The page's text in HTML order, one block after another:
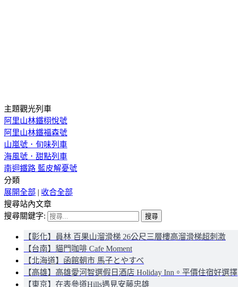
主題觀光列車
阿里山林鐵栩悅號
阿里山林鐵福森號
山嵐號．旬味列車
海風號．甜點列車
南迴鐵路 藍皮解憂號
分類
展開全部 | 收合全部
搜尋站內文章
搜尋關鍵字:
【彰化】員林 百果山溜滑梯 26公尺三層樓高溜滑梯超刺激
【台南】貓門咖啡 Cafe Moment
【北海道】函館朝市 馬子とやすべ
【高雄】高雄愛河智選假日酒店 Holiday Inn。平價住宿好選擇
【東京】在表參道Hills遇見安藤忠雄